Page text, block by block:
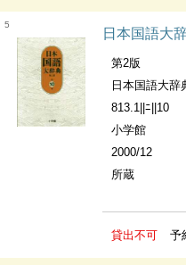
5
日本国語大
第2版
日本国語大辞
813.1||ﾆ||10
小学館
2000/12
所蔵
貸出不可 予